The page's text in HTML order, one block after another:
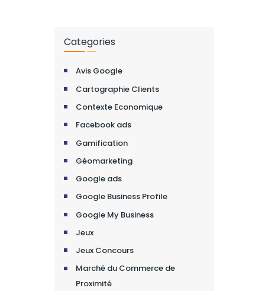
Categories
Avis Google
Cartographie Clients
Contexte Economique
Facebook ads
Gamification
Géomarketing
Google ads
Google Business Profile
Google My Business
Jeux
Jeux Concours
Marché du Commerce de
Proximité